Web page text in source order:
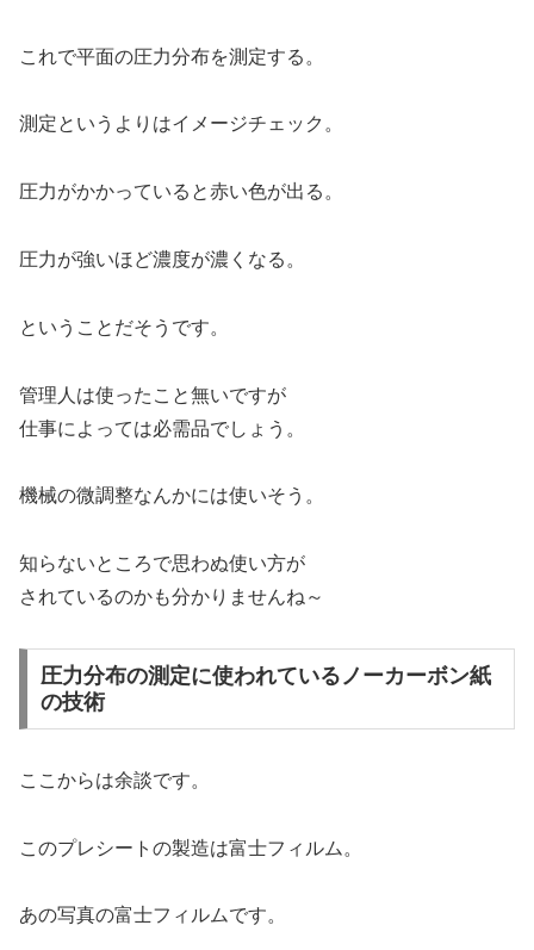
これで平面の圧力分布を測定する。
測定というよりはイメージチェック。
圧力がかかっていると赤い色が出る。
圧力が強いほど濃度が濃くなる。
ということだそうです。
管理人は使ったこと無いですが
仕事によっては必需品でしょう。
機械の微調整なんかには使いそう。
知らないところで思わぬ使い方が
されているのかも分かりませんね～
圧力分布の測定に使われているノーカーボン紙
の技術
ここからは余談です。
このプレシートの製造は富士フィルム。
あの写真の富士フィルムです。